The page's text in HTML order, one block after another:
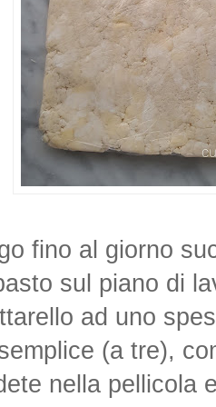
fino al giorno
sul piano di
ad uno
(a tre),
nella pellicola